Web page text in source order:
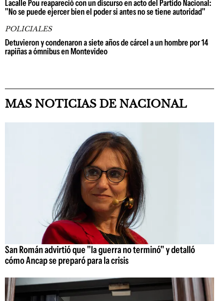
Lacalle Pou reapareció con un discurso en acto del Partido Nacional:
"No se puede ejercer bien el poder si antes no se tiene autoridad"
POLICIALES
Detuvieron y condenaron a siete años de cárcel a un hombre por 14
rapiñas a ómnibus en Montevideo
MAS NOTICIAS DE NACIONAL
San Román advirtió que "la guerra no terminó" y detalló
cómo Ancap se preparó para la crisis